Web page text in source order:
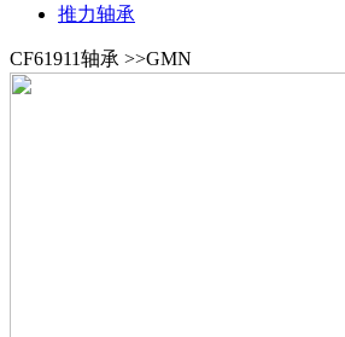
推力轴承
CF61911轴承 >>GMN